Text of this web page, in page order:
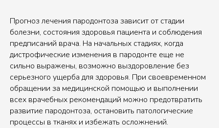
Прогноз лечения пародонтоза зависит от стадии
болезни, состояния здоровья пациента и соблюдения
предписаний врача. На начальных стадиях, когда
дистрофические изменения в пародонте еще не
сильно выражены, возможно выздоровление без
серьезного ущерба для здоровья. При своевременном
обращении за медицинской помощью и выполнении
всех врачебных рекомендаций можно предотвратить
развитие пародонтоза, остановить патологические
процессы в тканях и избежать осложнений.